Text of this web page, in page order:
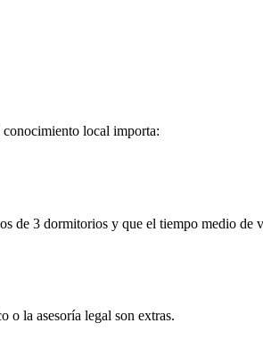
conocimiento local importa:
de 3 dormitorios y que el tiempo medio de
o la asesoría legal son extras.